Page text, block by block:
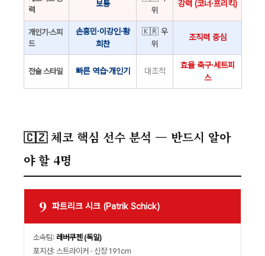
력
보통
위
강력 (코너·프리킥)
개인기·스피
드
손흥민·이강인·황
희찬
🇰🇷 우
위
조직력 중심
전술 스타일 빠른 역습·개인기 대조적
효율 축구·세트피
스
🇨🇿 체코 핵심 선수 분석 — 반드시 알아
야 할 4명
9 파트리크 시크 (Patrik Schick)
소속팀: 레버쿠젠 (독일)
포지션: 스트라이커 · 신장 191cm